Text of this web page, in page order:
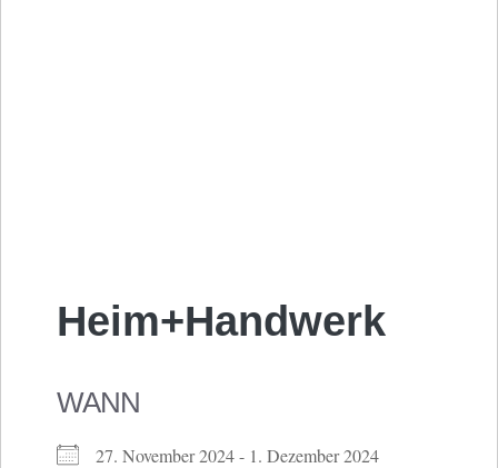
Heim+Handwerk
WANN
27. November 2024 - 1. Dezember 2024